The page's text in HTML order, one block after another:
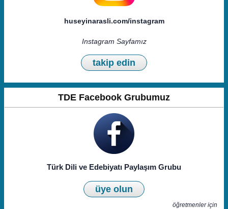
huseyinarasli.com/instagram
Instagram Sayfamız
takip edin
TDE Facebook Grubumuz
Türk Dili ve Edebiyatı Paylaşım Grubu
üye olun
öğretmenler için